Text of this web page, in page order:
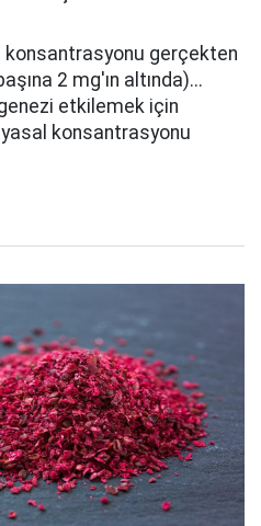
konsantrasyonu gerçekten
2 mg'ın altında)...
etkilemek için
konsantrasyonu